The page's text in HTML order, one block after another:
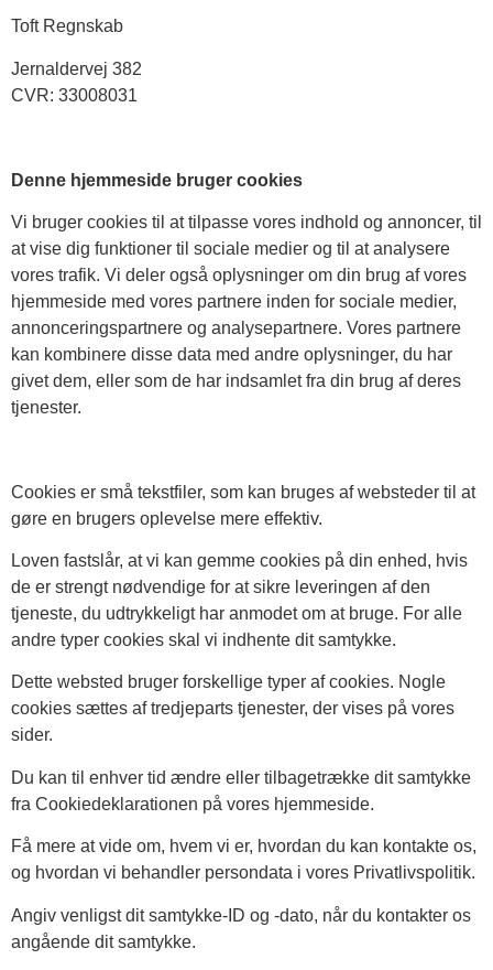
Toft Regnskab
Jernaldervej 382
CVR: 33008031
Denne hjemmeside bruger cookies
Vi bruger cookies til at tilpasse vores indhold og annoncer, til
at vise dig funktioner til sociale medier og til at analysere
vores trafik. Vi deler også oplysninger om din brug af vores
hjemmeside med vores partnere inden for sociale medier,
annonceringspartnere og analysepartnere. Vores partnere
kan kombinere disse data med andre oplysninger, du har
givet dem, eller som de har indsamlet fra din brug af deres
tjenester.
Cookies er små tekstfiler, som kan bruges af websteder til at
gøre en brugers oplevelse mere effektiv.
Loven fastslår, at vi kan gemme cookies på din enhed, hvis
de er strengt nødvendige for at sikre leveringen af den
tjeneste, du udtrykkeligt har anmodet om at bruge. For alle
andre typer cookies skal vi indhente dit samtykke.
Dette websted bruger forskellige typer af cookies. Nogle
cookies sættes af tredjeparts tjenester, der vises på vores
sider.
Du kan til enhver tid ændre eller tilbagetrække dit samtykke
fra Cookiedeklarationen på vores hjemmeside.
Få mere at vide om, hvem vi er, hvordan du kan kontakte os,
og hvordan vi behandler persondata i vores Privatlivspolitik.
Angiv venligst dit samtykke-ID og -dato, når du kontakter os
angående dit samtykke.